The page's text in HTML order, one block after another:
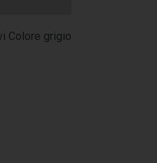
Colore grigio